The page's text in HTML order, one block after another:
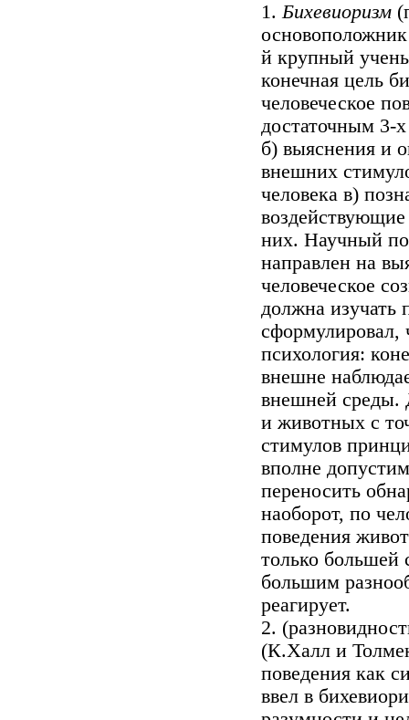
1.Бихевиоризм
й крупный
конечная цель
человеческое
достаточным 3-
б) выяснения и
внешних
человека в)
них. Научный
направлен на
человеческое
должна изучать
сформулировал,
психология:
внешне
внешней среды.
и животных с
стимулов
вполне
переносить
наоборот, по
поведения
только большей
большим
реагирует.
2.
(К.Халл и
поведения как
ввел в